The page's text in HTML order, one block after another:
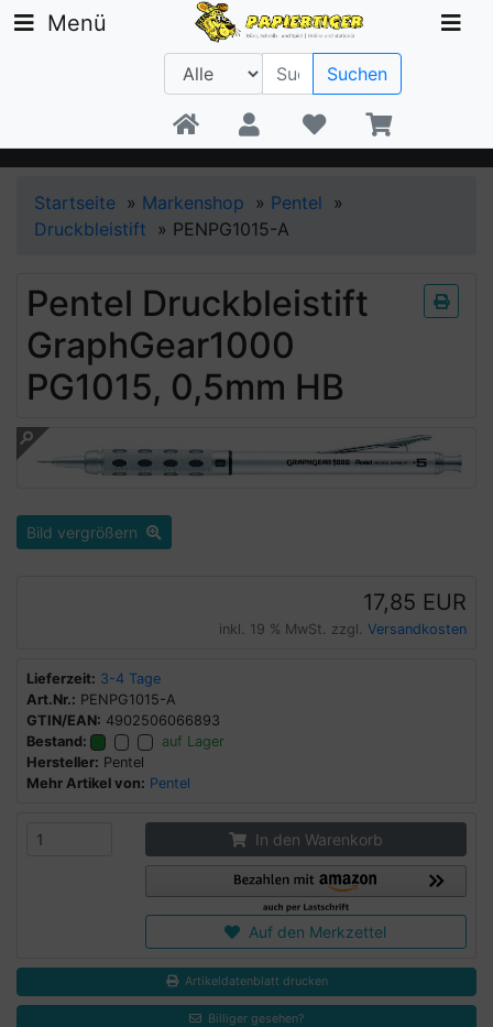
Beratung +49 30 1300 6481
Menü
Suchen
Startseite » Markenshop » Pentel »
Druckbleistift » PENPG1015-A
Pentel Druckbleistift
GraphGear1000
PG1015, 0,5mm HB
Bild vergrößern
17,85 EUR
inkl. 19 % MwSt. zzgl. Versandkosten
Lieferzeit: 3-4 Tage
Art.Nr.: PENPG1015-A
GTIN/EAN: 4902506066893
Bestand:
auf Lager
Hersteller: Pentel
Mehr Artikel von: Pentel
In den Warenkorb
Auf den Merkzettel
Artikeldatenblatt drucken
Billiger gesehen?